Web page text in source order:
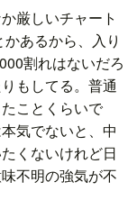
厳しいチャート
あるから、入り
割れはないだろ
もしてる。普通
ことくらいで
気でないと、中
くないけれど日
不明の強気が不